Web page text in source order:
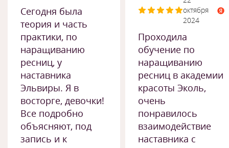
Сегодня была
теория и часть
практики, по
наращиванию
ресниц, у
наставника
Эльвиры. Я в
восторге, девочки!
Все подробно
объясняют, под
запись и к
октября
2024
Проходила
обучение по
наращиванию
ресниц в академии
красоты Эколь,
очень
понравилось
взаимодействие
наставника с